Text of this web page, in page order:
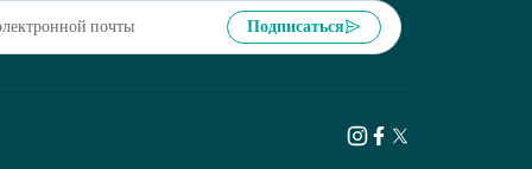
Подписаться